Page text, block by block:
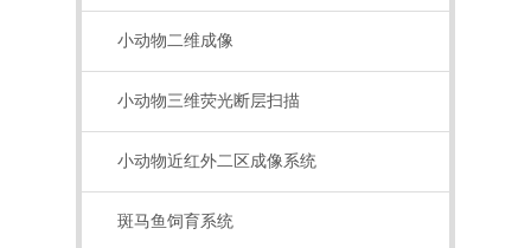
小动物二维成像
小动物三维荧光断层扫描
小动物近红外二区成像系统
斑马鱼饲育系统